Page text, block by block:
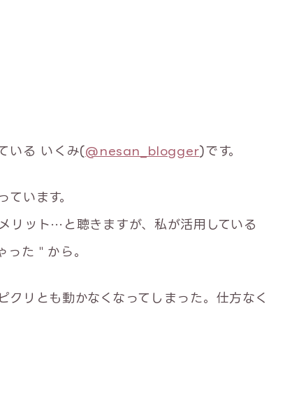
いる いくみ(@nesan_blogger)です。
います。
リット…と聴きますが、私が活用している
た＂から。
リとも動かなくなってしまった。仕方なく